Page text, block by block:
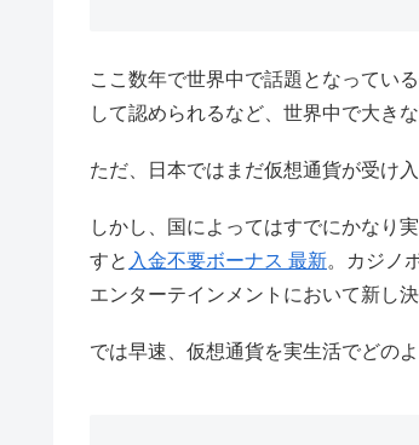
ここ数年で世界中で話題となってい
して認められるなど、世界中で大き
ただ、日本ではまだ仮想通貨が受け
しかし、国によってはすでにかなり
すと 入金不要ボーナス 最新。カジノ
エンターテインメントにおいて新し
では早速、仮想通貨を実生活でどの